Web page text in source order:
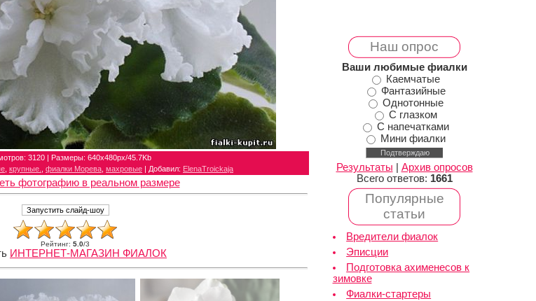
: 3120 | Размеры: 640x480px/45.7Kb
крупные. фиалки Морева махровые | Добавил: ElenaTroickaja
фотографию в реальном размере
Рейтинг: 5.0/3
ИНТЕРНЕТ-МАГАЗИН ФИАЛОК
Наш опрос
Ваши любимые фиалки
Каемчатые
Фантазийные
Однотонные
С глазком
С напечатками
Мини фиалки
Результаты
Архив опросов
Всего ответов: 1661
Популярные
статьи
Вредители фиалок
Эписции
Подготовка ахименесов к
зимовке
Фиалки-стартеры